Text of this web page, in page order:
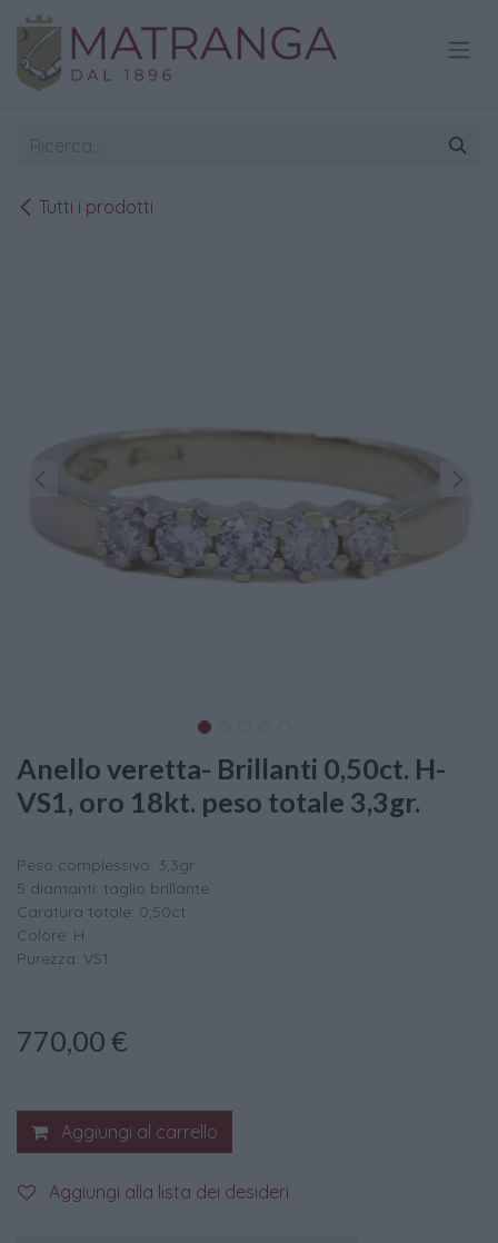
Passa al contenuto
Tutti i prodotti
Anello veretta- Brillanti 0,50ct. H-
VS1, oro 18kt. peso totale 3,3gr.
Peso complessivo: 3,3gr
5 diamanti: taglio brillante
Caratura totale: 0,50ct
Colore: H
Purezza: VS1
770,00 €
Aggiungi al carrello
Aggiungi alla lista dei desideri